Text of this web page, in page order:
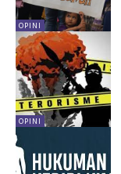
OPINI
OPINI